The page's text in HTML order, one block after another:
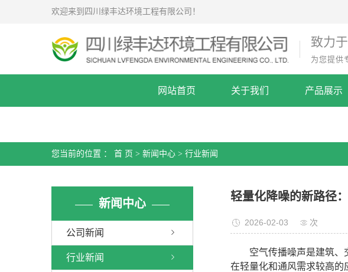
欢迎来到四川绿丰达环境工程有限公司！
致力
为您提供
网站首页 关于我们 产品展示
您当前的位置 ： 首 页 > 新闻中心 > 行业新闻
新闻中心
公司新闻
行业新闻
轻量化降噪的新路径
2026-02-03 次
空气传播噪声是建筑、
在轻量化和通风需求较高的